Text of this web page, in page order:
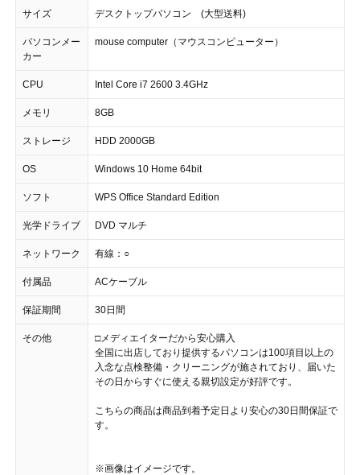
サイズ デスクトップパソコン (大型送料)
パソコンメー
カー
mouse computer（マウスコンピューター）
CPU Intel Core i7 2600 3.4GHz
メモリ 8GB
ストレージ HDD 2000GB
OS Windows 10 Home 64bit
ソフト WPS Office Standard Edition
光学ドライブ DVD マルチ
ネットワーク 有線：○
付属品 ACケーブル
保証期間 30日間
その他
□メディエイターだから安心購入
全国に出店しており提供するパソコンは100項目以上の
入念な点検整備・クリーニングが施されており、届いた
その日からすぐに使える親切設定が好評です。
こちらの商品は商品到着予定日より安心の30日間保証で
す。
※画像はイメージです。